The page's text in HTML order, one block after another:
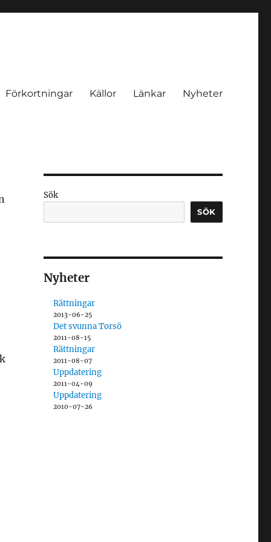
Förkortningar Källor Länkar Nyheter
Sök
SÖK
Nyheter
Rättningar
2013-06-25
Det svunna Torsö
2011-08-15
Rättningar
2011-08-07
Uppdatering
2011-04-09
Uppdatering
2010-07-26